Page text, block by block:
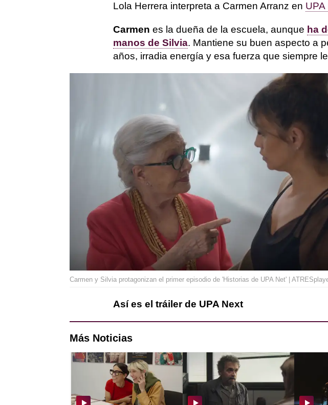
Lola Herrera interpreta a Carmen Arranz en UPA
Carmen es la dueña de la escuela, aunque ha
manos de Silvia. Mantiene su buen aspecto a
años, irradia energía y esa fuerza que siempre
Carmen y Silvia protagonizan el primer episodio de 'Historias de UPA Net' |
Así es el tráiler de UPA Next
Más Noticias